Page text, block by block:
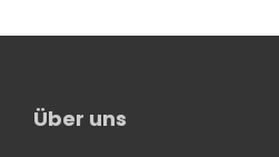
Über uns